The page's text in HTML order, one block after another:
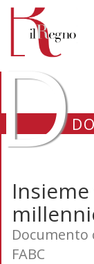
Documento
FABC